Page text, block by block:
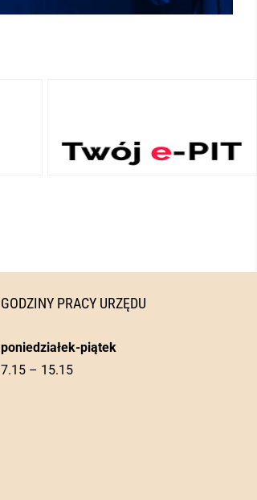
GODZINY PRACY URZĘDU
poniedziałek-piątek
7.15 – 15.15